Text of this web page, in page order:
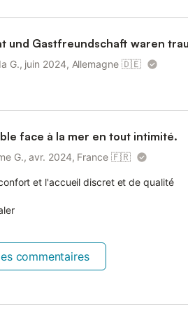
und Gastfreundschaft waren
G., juin 2024, Allemagne 🇩🇪
face à la mer en tout intimité.
G., avr. 2024, France 🇫🇷
et l'accueil discret et de qualité
commentaires